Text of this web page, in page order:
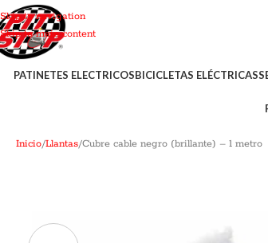
Skip to navigation
Skip to main content
PATINETES ELECTRICOSBICICLETAS ELÉCTRICAS
Inicio Llantas Cubre cable negro (brillante) – 1 metro